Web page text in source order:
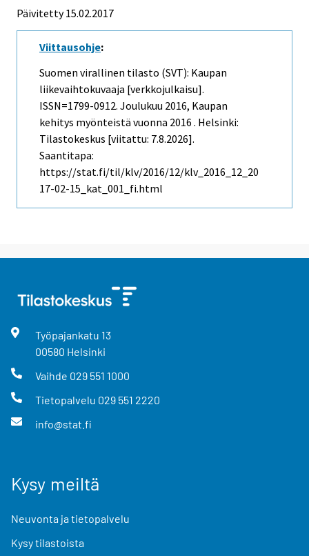
Päivitetty 15.02.2017
Viittausohje:
Suomen virallinen tilasto (SVT): Kaupan
liikevaihtokuvaaja [verkkojulkaisu].
ISSN=1799-0912. Joulukuu 2016, Kaupan
kehitys myönteistä vuonna 2016 . Helsinki:
Tilastokeskus [viitattu: 7.8.2026].
Saantitapa:
https://stat.fi/til/klv/2016/12/klv_2016_12_20
17-02-15_kat_001_fi.html
Työpajankatu 13
00580 Helsinki
Vaihde 029 551 1000
Tietopalvelu 029 551 2220
info@stat.fi
Kysy meiltä
Neuvonta ja tietopalvelu
Kysy tilastoista